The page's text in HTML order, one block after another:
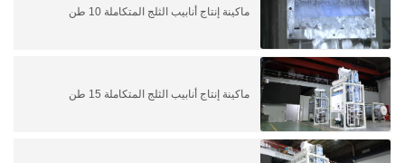
ماكينة إنتاج أنابيب الثلج المتكاملة 10 طن
ماكينة إنتاج أنابيب الثلج المتكاملة 15 طن